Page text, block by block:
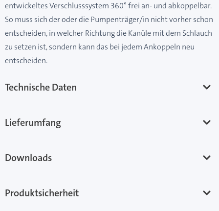
entwickeltes Verschlusssystem 360° frei an- und abkoppelbar.
So muss sich der oder die Pumpenträger/in nicht vorher schon
entscheiden, in welcher Richtung die Kanüle mit dem Schlauch
zu setzen ist, sondern kann das bei jedem Ankoppeln neu
entscheiden.
Technische Daten
Lieferumfang
Downloads
Produktsicherheit